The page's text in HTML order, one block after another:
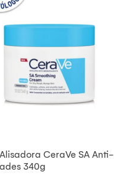
CeraVe SA Anti-
340g